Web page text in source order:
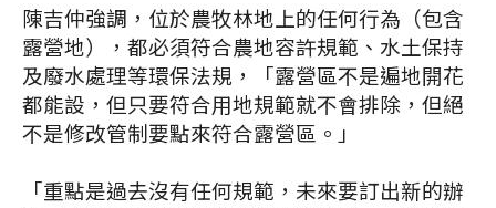
陳吉仲強調，位於農牧林地上的任何行為（包含
露營地），都必須符合農地容許規範、水土保持
及廢水處理等環保法規，「露營區不是遍地開花
都能設，但只要符合用地規範就不會排除，但絕
不是修改管制要點來符合露營區。」
「重點是過去沒有任何規範，未來要訂出新的辦